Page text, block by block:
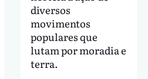
diversos
movimentos
populares que
lutam por moradia e
terra.